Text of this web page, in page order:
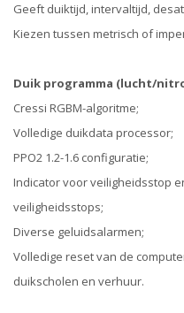
Geeft duiktijd, intervaltijd,
Kiezen tussen metrisch of
Duik programma (lucht/
Cressi RGBM-algoritme;
Volledige duikdata processor;
PPO2 1.2-1.6 configuratie;
Indicator voor veiligheidsstop
veiligheidsstops;
Diverse geluidsalarmen;
Volledige reset van de
duikscholen en verhuur.